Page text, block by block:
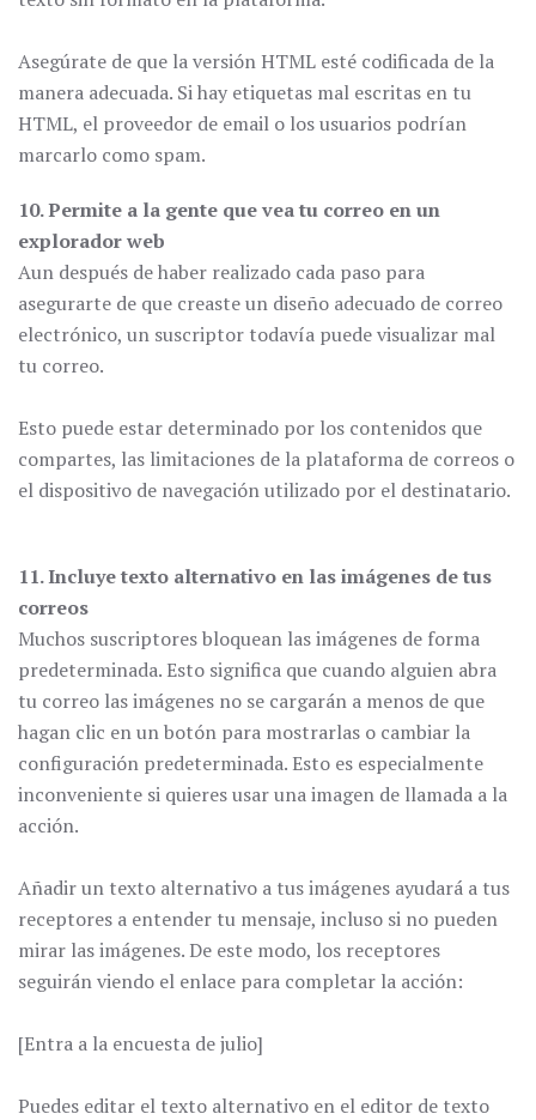
Asegúrate de que la versión HTML esté codificada de la
manera adecuada. Si hay etiquetas mal escritas en tu
HTML, el proveedor de email o los usuarios podrían
marcarlo como spam.
10. Permite a la gente que vea tu correo en un
explorador web
Aun después de haber realizado cada paso para
asegurarte de que creaste un diseño adecuado de correo
electrónico, un suscriptor todavía puede visualizar mal
tu correo.
Esto puede estar determinado por los contenidos que
compartes, las limitaciones de la plataforma de correos o
el dispositivo de navegación utilizado por el destinatario.
11. Incluye texto alternativo en las imágenes de tus
correos
Muchos suscriptores bloquean las imágenes de forma
predeterminada. Esto significa que cuando alguien abra
tu correo las imágenes no se cargarán a menos de que
hagan clic en un botón para mostrarlas o cambiar la
configuración predeterminada. Esto es especialmente
inconveniente si quieres usar una imagen de llamada a la
acción.
Añadir un texto alternativo a tus imágenes ayudará a tus
receptores a entender tu mensaje, incluso si no pueden
mirar las imágenes. De este modo, los receptores
seguirán viendo el enlace para completar la acción:
[Entra a la encuesta de julio]
Puedes editar el texto alternativo en el editor de texto